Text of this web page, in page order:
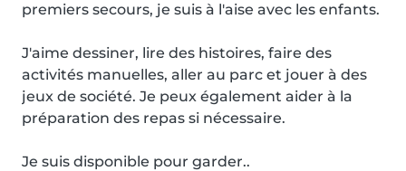
premiers secours, je suis à l'aise avec les enfants.
J'aime dessiner, lire des histoires, faire des
activités manuelles, aller au parc et jouer à des
jeux de société. Je peux également aider à la
préparation des repas si nécessaire.
Je suis disponible pour garder..